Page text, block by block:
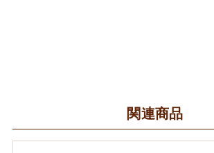
関連商品